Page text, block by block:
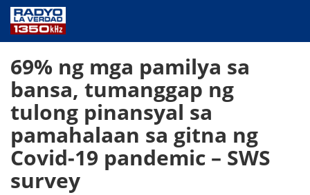
PUBLIC SERVICE
ANNOUNCEMENTS
PROGRAMS
ABOUT
CONTACT US
69% ng mga pamilya sa
bansa, tumanggap ng
tulong pinansyal sa
pamahalaan sa gitna ng
Covid-19 pandemic – SWS
survey